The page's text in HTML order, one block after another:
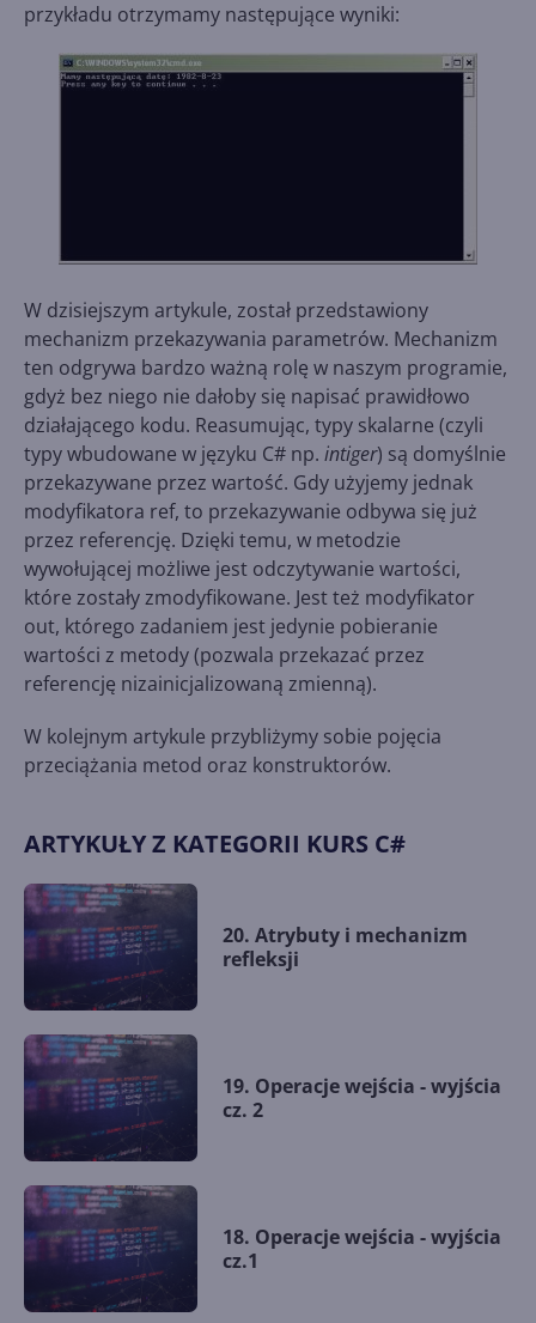
przykładu otrzymamy następujące wyniki:
W dzisiejszym artykule, został przedstawiony
mechanizm przekazywania parametrów. Mechanizm
ten odgrywa bardzo ważną rolę w naszym programie,
gdyż bez niego nie dałoby się napisać prawidłowo
działającego kodu. Reasumując, typy skalarne (czyli
typy wbudowane w języku C# np. intiger) są domyślnie
przekazywane przez wartość. Gdy użyjemy jednak
modyfikatora ref, to przekazywanie odbywa się już
przez referencję. Dzięki temu, w metodzie
wywołującej możliwe jest odczytywanie wartości,
które zostały zmodyfikowane. Jest też modyfikator
out, którego zadaniem jest jedynie pobieranie
wartości z metody (pozwala przekazać przez
referencję nizainicjalizowaną zmienną).
W kolejnym artykule przybliżymy sobie pojęcia
przeciążania metod oraz konstruktorów.
ARTYKUŁY Z KATEGORII KURS C#
20. Atrybuty i mechanizm
refleksji
19. Operacje wejścia - wyjścia
cz. 2
18. Operacje wejścia - wyjścia
cz.1